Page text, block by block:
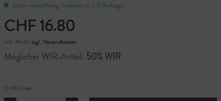
Sofort versandfertig, Lieferzeit ca. 1-3 Werktage
CHF 16.80
inkl. MwSt. zzgl. Versandkosten
Möglicher WIR-Anteil: 50% WIR
10 Milliliter